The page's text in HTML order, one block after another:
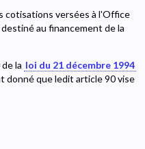
cotisations versées à l'Office
au financement de la
la loi du 21 décembre 1994
donné que ledit article 90 vise